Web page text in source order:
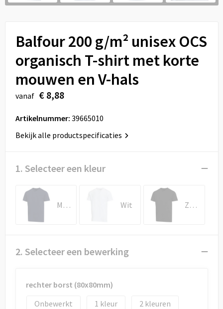
Sport
Vrije tijd en Strand
Feestartikelen
Aanstekers
Reistassen
Schoenentassen
Schoudertassen
Sporttassen
Reistassensets
Draagtassen
Papieren tassen
Balfour 200 g/m² unisex OCS
organisch T-shirt met korte
mouwen en V-hals
vanaf € 8,88
Artikelnummer: 39665010
Bekijk alle productspecificaties
1. Selecteer een kleur
Marineblauw Wit Zwart
2. Selecteer een bewerking
rechter borst (80x80mm)
Onbewerkt
1
2